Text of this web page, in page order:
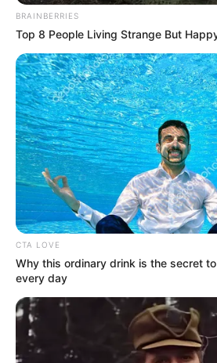
BRAINBERRIES
Top 8 People Living Strange But
CTA LOVE
Why this ordinary drink is the secret
every day